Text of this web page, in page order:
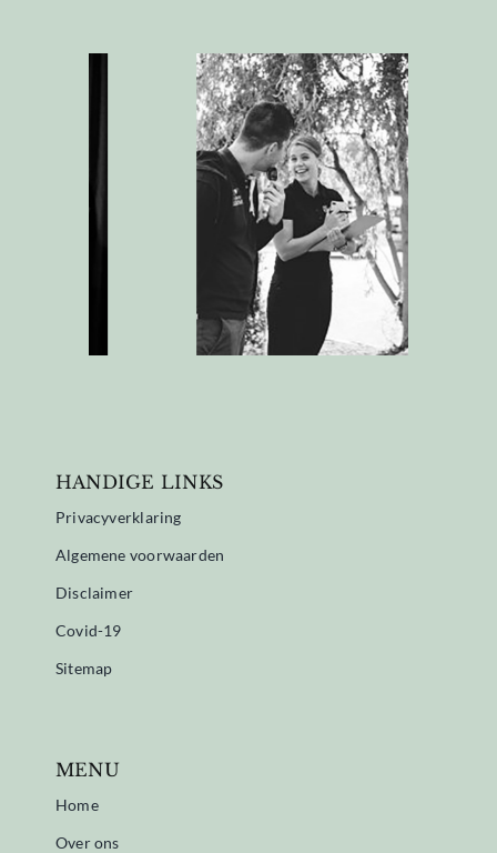
HANDIGE LINKS
Privacyverklaring
Algemene voorwaarden
Disclaimer
Covid-19
Sitemap
MENU
Home
Over ons